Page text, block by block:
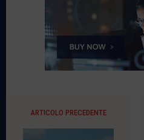
ARTICOLO PRECEDENTE